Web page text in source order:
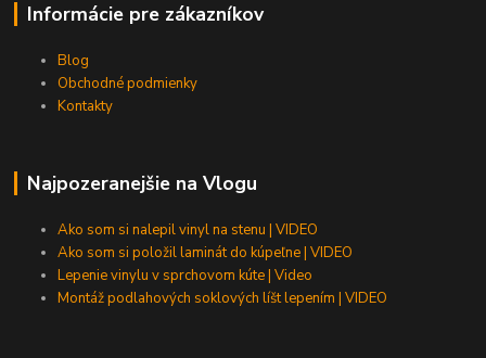
Informácie pre zákazníkov
Blog
Obchodné podmienky
Kontakty
Najpozeranejšie na Vlogu
Ako som si nalepil vinyl na stenu | VIDEO
Ako som si položil laminát do kúpeľne | VIDEO
Lepenie vinylu v sprchovom kúte | Video
Montáž podlahových soklových líšt lepením | VIDEO